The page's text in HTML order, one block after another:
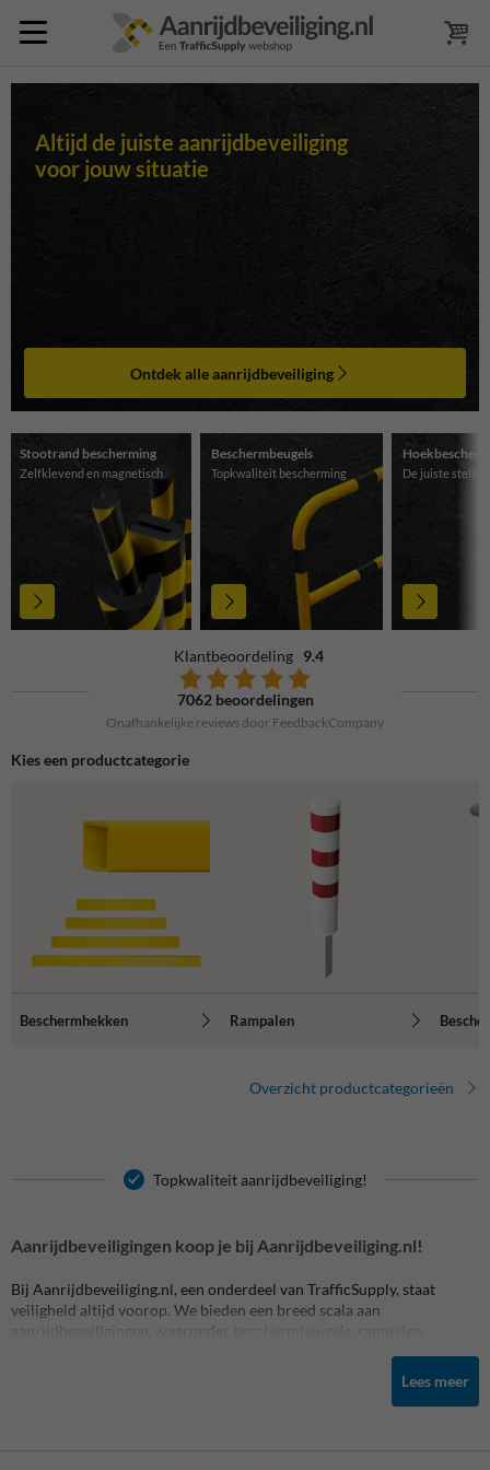
Altijd de juiste aanrijdbeveiliging
voor jouw situatie
Ontdek alle aanrijdbeveiliging
Stootrand bescherming
Zelfklevend en magnetisch
Beschermbeugels
Topkwaliteit bescherming De juiste
Klantbeoordeling 9.4
7062 beoordelingen
Onafhankelijke reviews door FeedbackCompany
Kies een productcategorie
Beschermhekken Rampalen
Overzicht productcategorieën
Topkwaliteit aanrijdbeveiliging!
Aanrijdbeveiligingen koop je bij Aanrijdbeveiliging.nl!
Bij Aanrijdbeveiliging.nl, een onderdeel van TrafficSupply, staat
veiligheid altijd voorop. We bieden een breed scala aan
aanrijdbeveiligingen, waaronder beschermbeugels rampalen
meer, die allemaal zijn ontworpen om jouw binnen- of buitenterrein
veilig en beschermd te houden. Onze producten zijn gemaakt van
Lees meer